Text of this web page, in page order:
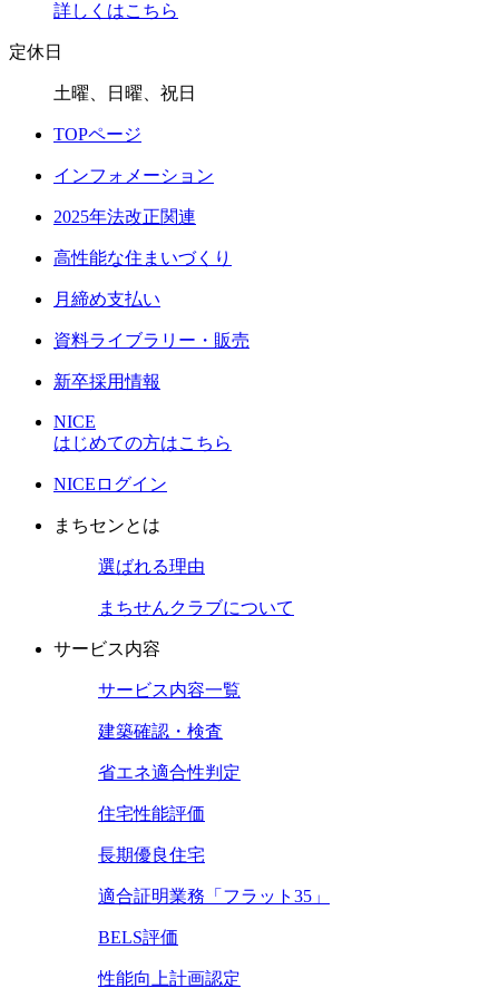
詳しくはこちら
定休日
土曜、日曜、祝日
TOPページ
インフォメーション
2025年法改正関連
高性能な住まいづくり
月締め支払い
資料ライブラリー・販売
新卒採用情報
NICE
はじめての方はこちら
NICEログイン
まちセンとは
選ばれる理由
まちせんクラブについて
サービス内容
サービス内容一覧
建築確認・検査
省エネ適合性判定
住宅性能評価
長期優良住宅
適合証明業務「フラット35」
BELS評価
性能向上計画認定